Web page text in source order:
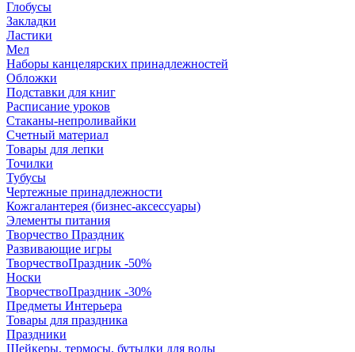
Глобусы
Закладки
Ластики
Мел
Наборы канцелярских принадлежностей
Обложки
Подставки для книг
Расписание уроков
Стаканы-непроливайки
Счетный материал
Товары для лепки
Точилки
Тубусы
Чертежные принадлежности
Кожгалантерея (бизнес-аксессуары)
Элементы питания
Творчество Праздник
Развивающие игры
ТворчествоПраздник -50%
Носки
ТворчествоПраздник -30%
Предметы Интерьера
Товары для праздника
Праздники
Шейкеры, термосы, бутылки для воды